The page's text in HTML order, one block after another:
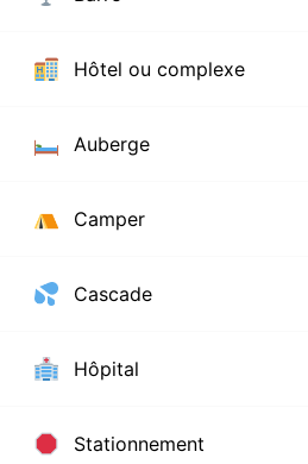
Hôtel ou complexe
Auberge
Camper
Cascade
Hôpital
Stationnement